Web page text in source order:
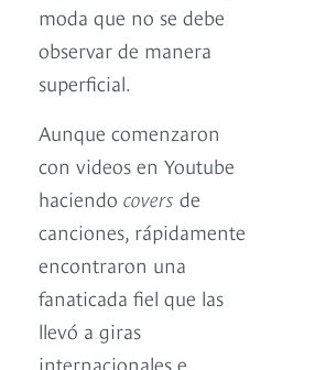
moda que no se debe
observar de manera
superficial.
Aunque comenzaron
con videos en Youtube
haciendo covers de
canciones, rápidamente
encontraron una
fanaticada fiel que las
llevó a giras
internacionales e